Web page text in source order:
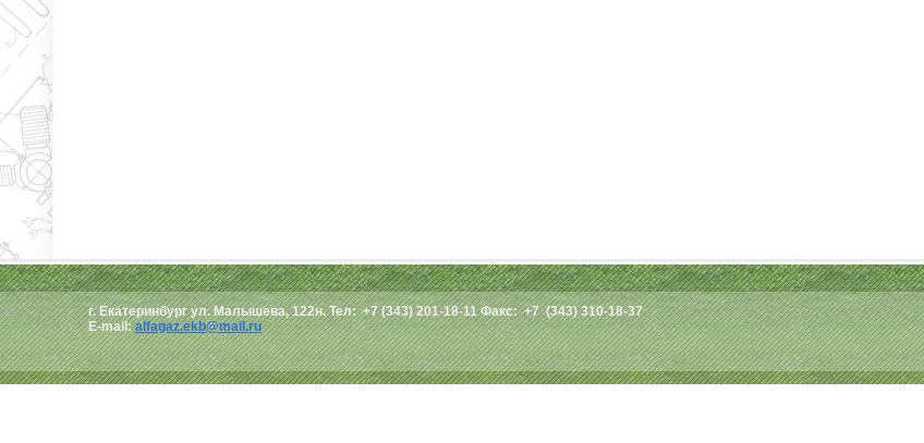
г. Екатеринбург ул. Малышева, 122н. Тел: +7 (343) 201-18-11 Факс: +7 (343) 310-18-37
E-mail:alfagaz.ekb@mail.ru